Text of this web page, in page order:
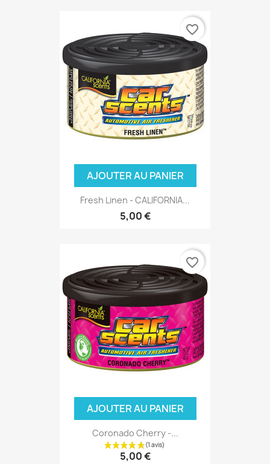
AJOUTER AU PANIER
Fresh Linen - CALIFORNIA...
5,00 €
favorite_border
AJOUTER AU PANIER
Coronado Cherry -...
5,00 €
favorite_border